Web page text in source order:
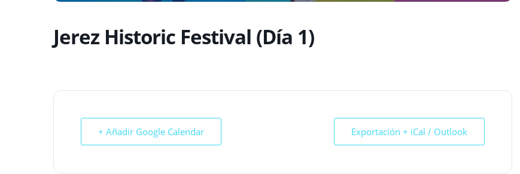
Jerez Historic Festival (Día 1)
+ Añadir Google Calendar Exportación + iCal / Outlook